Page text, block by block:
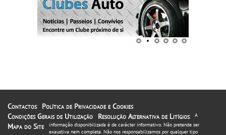
Contactos
Política de Privacidade e Cookies
Condições Gerais de Utilização
Resolução Alternativa de Litígios
Mapa do Site
A
informação disponibilizada é de carácter informativo. Não pretende ser
exaustiva nem completa. Não nos responsabilizamos por qualquer tipo